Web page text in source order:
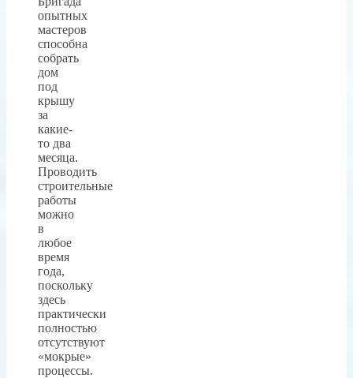
опытных
мастеров
способна
собрать
дом
под
крышу
за
какие-
то два
месяца.
Проводить
строительные
работы
можно
в
любое
время
года,
поскольку
здесь
практически
полностью
отсутствуют
«мокрые»
процессы.